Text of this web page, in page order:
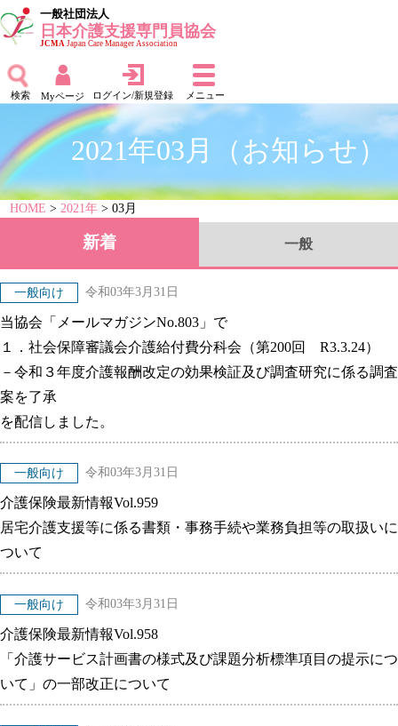
一般社団法人
日本介護支援専門員協会
JCMAJapan Care Manager Association
検索 Myページ ログイン/新規登録 メニュー
2021年03月（お知らせ）
HOME >2021年 > 03月
新着 一般
一般向け 令和03年3月31日
当協会「メールマガジンNo.803」で
１．社会保障審議会介護給付費分科会（第200回 R3.3.24）
－令和３年度介護報酬改定の効果検証及び調査研究に係る調査
案を了承
を配信しました。
一般向け 令和03年3月31日
介護保険最新情報Vol.959
居宅介護支援等に係る書類・事務手続や業務負担等の取扱いに
ついて
一般向け 令和03年3月31日
介護保険最新情報Vol.958
「介護サービス計画書の様式及び課題分析標準項目の提示につ
いて」の一部改正について